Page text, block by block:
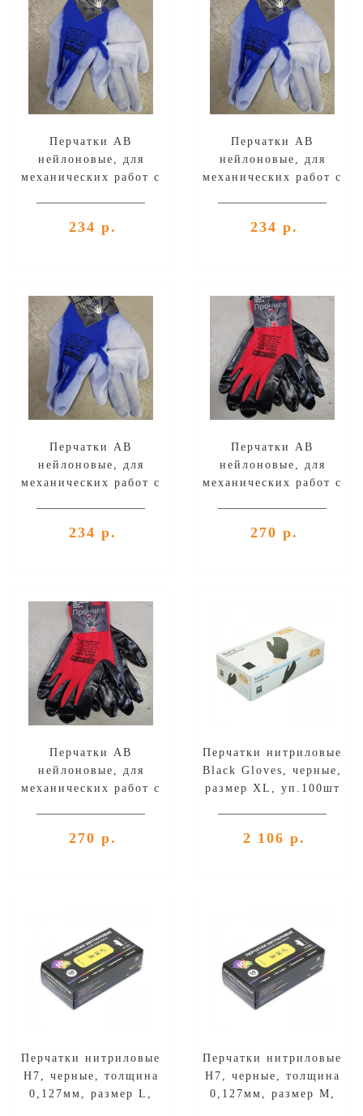
Перчатки AB
нейлоновые, для
механических работ с
234 р.
Перчатки AB
нейлоновые, для
механических работ с
234 р.
Перчатки AB
нейлоновые, для
механических работ с
234 р.
Перчатки AB
нейлоновые, для
механических работ с
размер L
270 р.
Перчатки AB
нейлоновые, для
механических работ с
размер XL
270 р.
Перчатки нитриловые
Black Gloves, черные,
размер XL, уп.100шт
2 106 р.
Перчатки нитриловые
H7, черные, толщина
0,127мм, размер L,
Перчатки нитриловые
H7, черные, толщина
0,127мм, размер M,